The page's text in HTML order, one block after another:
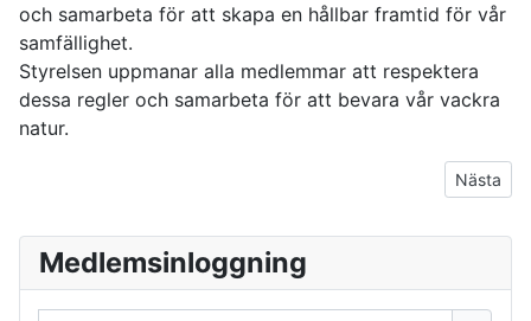
och samarbeta för att skapa en hållbar framtid för vår
samfällighet.
Styrelsen uppmanar alla medlemmar att respektera
dessa regler och samarbeta för att bevara vår vackra
natur.
Nästa
Nästa
Medlemsinloggning